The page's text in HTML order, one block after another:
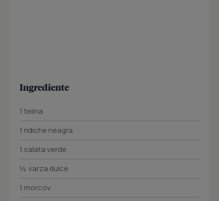
Ingrediente
1 telina
1 ridiche neagra
1 salata verde
¼ varza dulce
1 morcov